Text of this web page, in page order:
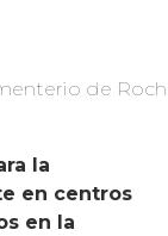
de
la
en centros
en la